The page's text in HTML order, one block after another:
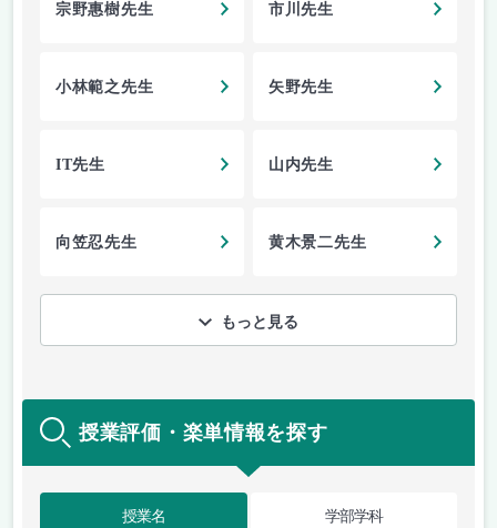
宗野惠樹先生 市川先生
小林範之先生 矢野先生
IT先生 山内先生
向笠忍先生 黄木景二先生
もっと見る
授業評価・楽単情報を探す
授業名 学部学科